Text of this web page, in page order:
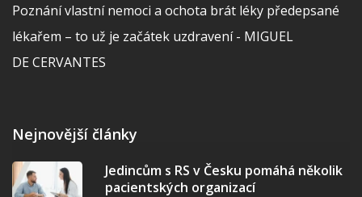
Poznání vlastní nemoci a ochota brát léky předepsané
lékařem – to už je začátek uzdravení - MIGUEL
DE CERVANTES
Nejnovější články
Jedincům s RS v Česku pomáhá několik
pacientských organizací